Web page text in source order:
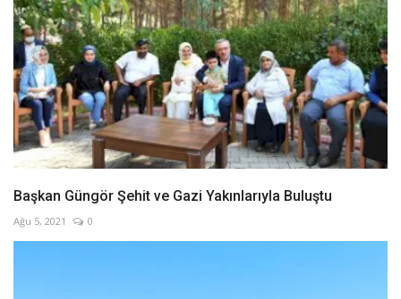
Başkan Güngör Şehit ve Gazi Yakınlarıyla Buluştu
Ağu 5, 2021 0